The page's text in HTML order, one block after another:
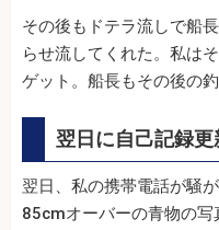
その後もドテラ流しで船
らせ流してくれた。私は
ゲット。船長もその後の
翌日に自己記録
翌日、私の携帯電話が騒
85cmオーバーの青物の